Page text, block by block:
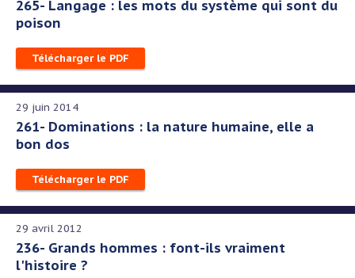
265- Langage : les mots du système qui sont du
poison
Télécharger le PDF
29 juin 2014
261- Dominations : la nature humaine, elle a
bon dos
Télécharger le PDF
29 avril 2012
236- Grands hommes : font-ils vraiment
l'histoire ?